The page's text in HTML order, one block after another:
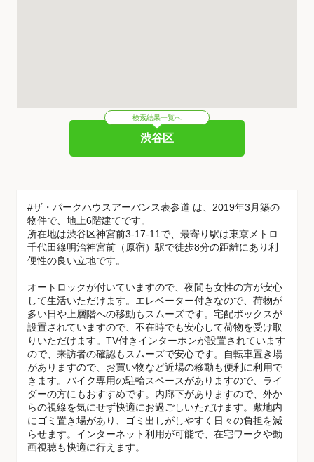
検索結果一覧へ
渋谷区
#ザ・パークハウスアーバンス表参道 は、2019年3月築の
物件で、地上6階建てです。
所在地は渋谷区神宮前3-17-11で、最寄り駅は東京メトロ
千代田線明治神宮前（原宿）駅で徒歩8分の距離にあり利
便性の良い立地です。
オートロックが付いていますので、夜間も女性の方が安心
して生活いただけます。エレベーター付きなので、荷物が
多い日や上層階への移動もスムーズです。宅配ボックスが
設置されていますので、不在時でも安心して荷物を受け取
りいただけます。TV付きインターホンが設置されています
ので、来訪者の確認もスムーズで安心です。自転車置き場
がありますので、お買い物など近場の移動も便利に利用で
きます。バイク専用の駐輪スペースがありますので、ライ
ダーの方にもおすすめです。内廊下がありますので、外か
らの視線を気にせず快適にお過ごしいただけます。敷地内
にゴミ置き場があり、ゴミ出しがしやすく日々の負担を減
らせます。インターネット利用が可能で、在宅ワークや動
画視聴も快適に行えます。